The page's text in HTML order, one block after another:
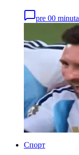
pre 00 minuta
Спорт